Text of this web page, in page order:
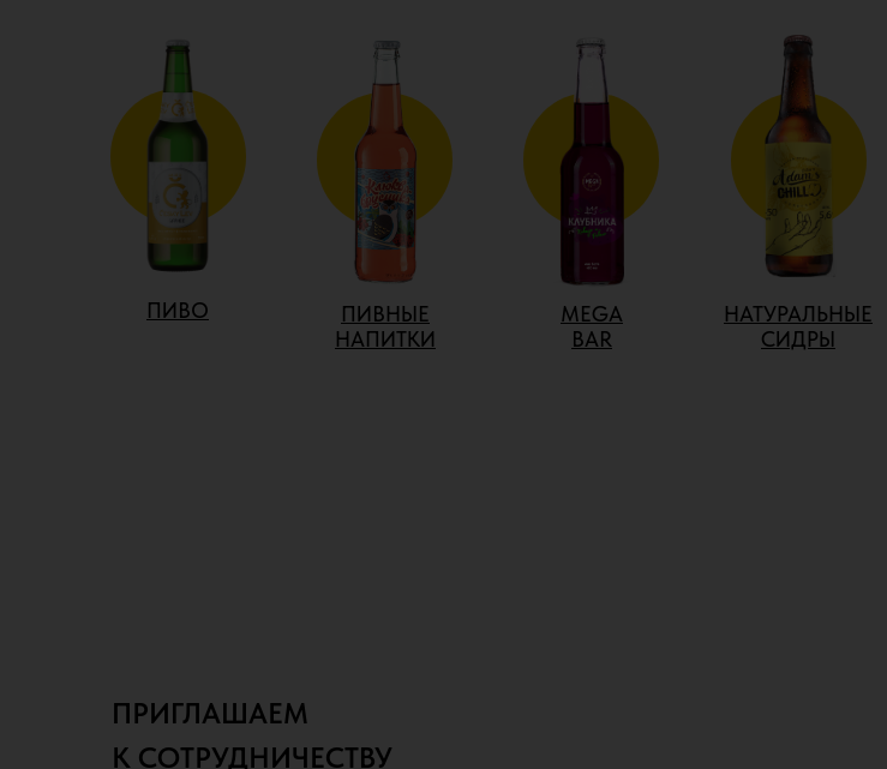
ПИВО
ПИВНЫЕ
НАПИТКИ
НАТУРАЛЬНЫЕ
СИДРЫ
MEGA
BAR
ПРИГЛАШАЕМ
К СОТРУДНИЧЕСТВУ